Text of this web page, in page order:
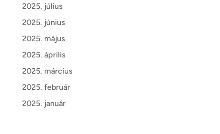
2025. július
2025. június
2025. május
2025. április
2025. március
2025. február
2025. január